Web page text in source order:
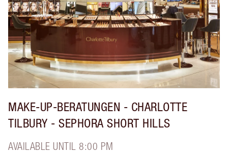
MAKE-UP-BERATUNGEN - CHARLOTTE
TILBURY - SEPHORA SHORT HILLS
AVAILABLE UNTIL 8:00 PM